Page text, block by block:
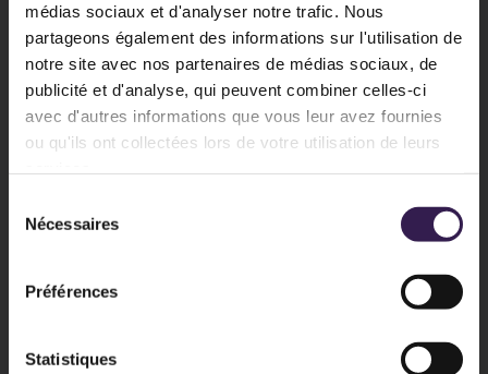
médias sociaux et d'analyser notre trafic. Nous
partageons également des informations sur l'utilisation de
notre site avec nos partenaires de médias sociaux, de
publicité et d'analyse, qui peuvent combiner celles-ci
avec d'autres informations que vous leur avez fournies
ou qu'ils ont collectées lors de votre utilisation de leurs
Nécessaires
Préférences
Statistiques